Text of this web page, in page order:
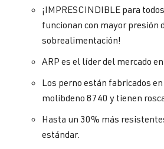
¡IMPRESCINDIBLE para
funcionan con mayor presión
sobrealimentación!
ARP es el líder del mercado
Los perno están fabricados
molibdeno 8740 y tienen
Hasta un 30% más
estándar.